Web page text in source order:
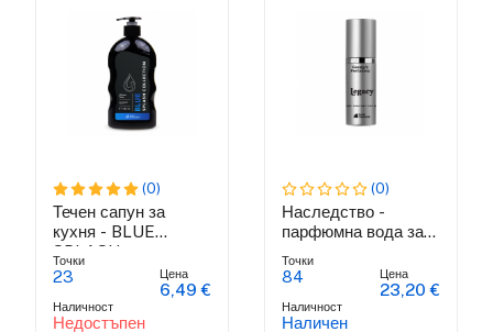
(0)
Течен сапун за
кухня - BLUE
SPLASH
COLECTION
Точки
23
Наличност
Недостъпен
Цена
6,49 €
(0)
Наследство -
парфюмна вода за
Точки
84
Наличност
Наличен
Цена
23,20 €